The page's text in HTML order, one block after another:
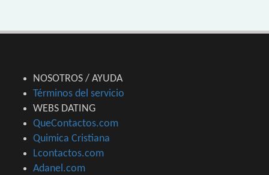
NOSOTROS / AYUDA
Términos del servicio
WEBS DATING
QueContactos.com
Quimica Cristiana
Lcontactos.com
Adanel.com